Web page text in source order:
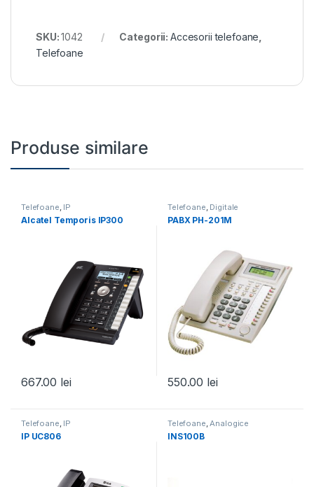
SKU:1042 Categorii: Accesorii telefoane
Telefoane
Produse similare
Telefoane, IP
Alcatel Temporis IP300
667.00 lei
Telefoane, Digitale
PABX PH-201M
550.00 lei
Telefoane IP
IP UC806
Telefoane Analogice
INS100B